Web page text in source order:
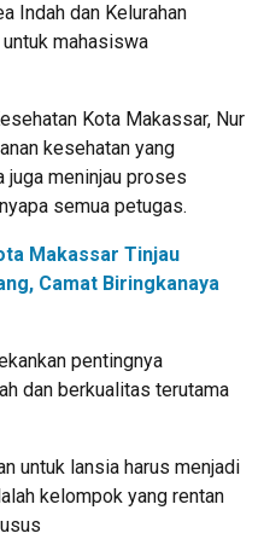
Indah dan Kelurahan
mahasiswa
Kota Makassar, Nur
kesehatan yang
juga meninjau proses
semua petugas.
Makassar Tinjau
Camat Biringkanaya
pentingnya
dan berkualitas terutama
untuk lansia harus menjadi
kelompok yang rentan